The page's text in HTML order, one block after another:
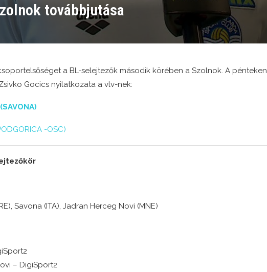
továbbjutása
a BL-selejtezők második körében a Szolnok. A pénteken
Gocics nyilatkozata a vlv-nek:
-OSC)
Savona (ITA), Jadran Herceg Novi (MNE)
– DigiSport2